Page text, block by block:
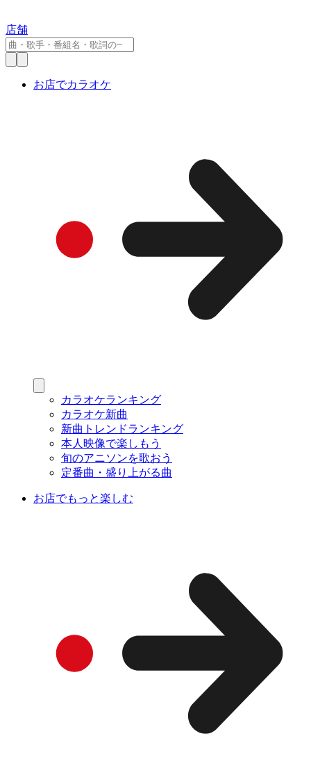
店舗
お店でカラオケ
カラオケランキング
カラオケ新曲
新曲トレンドランキング
本人映像で楽しもう
旬のアニソンを歌おう
定番曲・盛り上がる曲
お店でもっと楽しむ